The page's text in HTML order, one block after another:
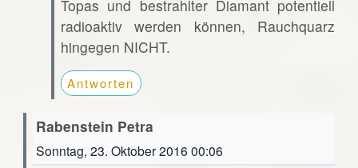
Topas und bestrahlter Diamant potentiell
radioaktiv werden können, Rauchquarz
hingegen NICHT.
Antworten
Rabenstein Petra
Sonntag, 23. Oktober 2016 00:06